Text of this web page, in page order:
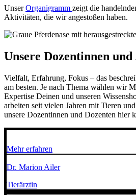
UnserOrganigramm zeigt die
Aktivitäten, die wir angestoßen haben.
Unsere Dozentinnen
Vielfalt, Erfahrung, Fokus – das
am besten. Je nach Thema wählen wir
Expertise Deinen und unseren
arbeiten seit vielen Jahren mit Tieren
unsere Dozentinnen und Dozenten hier
Mehr erfahren
Dr. Marion Ailer
Tierärztin